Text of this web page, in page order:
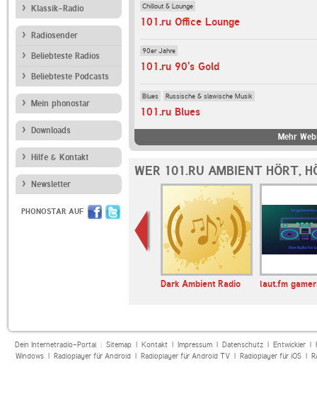
Klassik-Radio
Radiosender
Beliebteste Radios
Beliebteste Podcasts
Mein phonostar
Downloads
Hilfe & Kontakt
Newsletter
PHONOSTAR AUF
Chillout & Lounge
101.ru Office Lounge
90er Jahre
101.ru 90's Gold
Blues Russische & slawische Musik
101.ru Blues
Mehr
WER 101.RU AMBIENT HÖRT,
Dark Ambient Radio laut.fm
Dein Internetradio-Portal : Sitemap| Kontakt| Impressum| Datenschutz| Entwickler|
Windows| Radioplayer für Android| Radioplayer für Android TV| Radioplayer für iOS|